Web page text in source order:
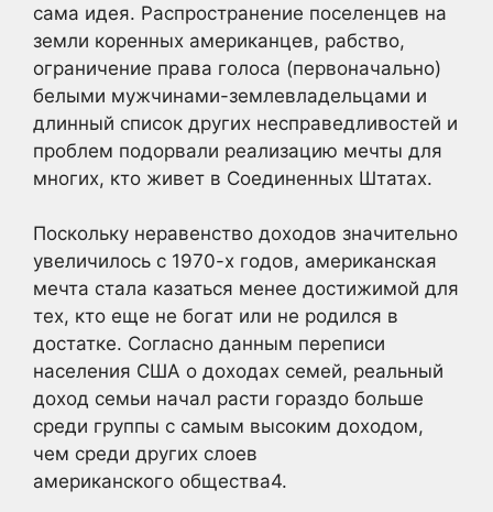
сама идея. Распространение поселенцев на
земли коренных американцев, рабство,
ограничение права голоса (первоначально)
белыми мужчинами-землевладельцами и
длинный список других несправедливостей и
проблем подорвали реализацию мечты для
многих, кто живет в Соединенных Штатах.
Поскольку неравенство доходов значительно
увеличилось с 1970-х годов, американская
мечта стала казаться менее достижимой для
тех, кто еще не богат или не родился в
достатке. Согласно данным переписи
населения США о доходах семей, реальный
доход семьи начал расти гораздо больше
среди группы с самым высоким доходом,
чем среди других слоев
американского общества4.